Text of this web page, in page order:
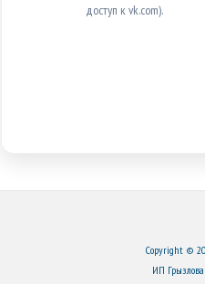
доступ к vk.com).
Copyright ©
ИП